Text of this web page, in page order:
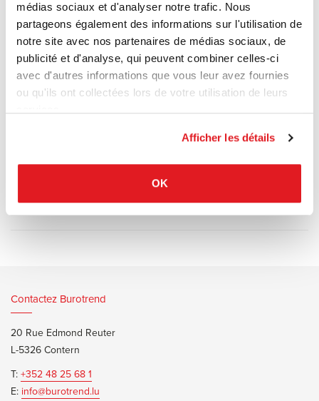
médias sociaux et d'analyser notre trafic. Nous
partageons également des informations sur l'utilisation de
notre site avec nos partenaires de médias sociaux, de
publicité et d'analyse, qui peuvent combiner celles-ci
avec d'autres informations que vous leur avez fournies
ou qu'ils ont collectées lors de votre utilisation de leurs
Afficher les détails
OK
Cornetde Hay est un tabouret de bar classique utilisant une
technique de tube en acier innovante inspirée des porte-vélos.
L'assise ronde en chêne massif repose sur une base fine en acier,
créant un équilibre intéressant de proportions et de profils. Les
tabourets sont disponibles en deux hauteurs différentes, avec un
Documents d’informations Hay Cornet Bar Stool Brochure
Contactez Burotrend
20 Rue Edmond Reuter
L-5326 Contern
T: +352 48 25 68 1
E: info@burotrend.lu